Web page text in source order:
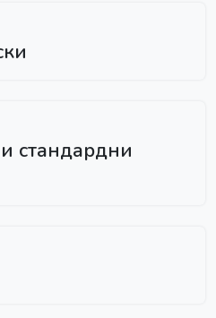
стандардни